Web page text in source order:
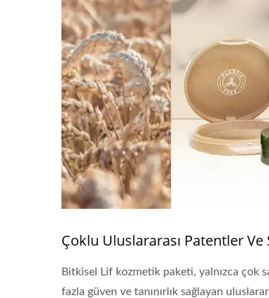
Çoklu Uluslararası Patentler
Bitkisel Lif kozmetik paketi, yalnızca çok
fazla güven ve tanınırlık sağlayan
Tubası